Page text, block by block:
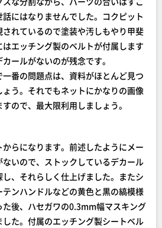
にはなりませんでした。コクピット
れているので塗装や汚しもやり甲斐
エッチング製のベルトが付属します
ールがないのが残念です。
番の問題点は、資料がほとんど見つ
う。それでもネットにかなりの画像
ので、最大限利用しましょう。
らになります。前述したようにメー
いので、ストックしているデカール
、それらしく仕上げました。またシ
ンハンドルなどの黄色と黒の縞模様
後、ハセガワの0.3mm幅マスキング
た。付属のエッチング製シートベル